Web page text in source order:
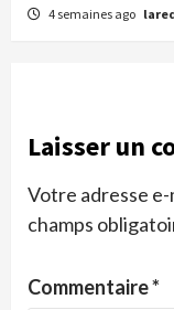
4 semaines ago
Laisser un
Votre adresse e-
champs
Commentaire*